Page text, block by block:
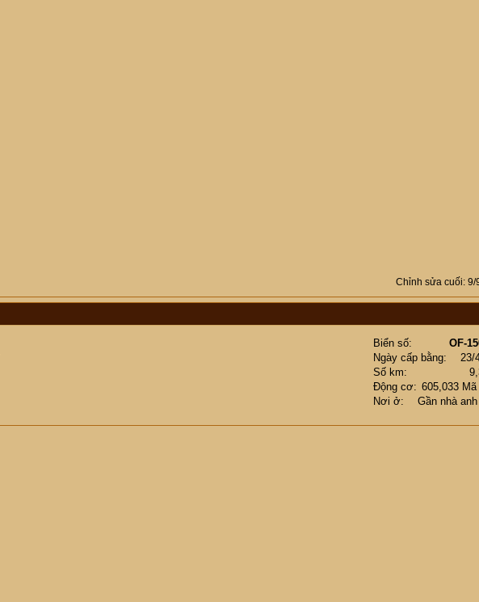
Chỉnh sửa cuối: 9/
Biển số
OF-
Ngày cấp bằng
23/
Số km
Động cơ
605,033
Nơi ở
Gần nhà